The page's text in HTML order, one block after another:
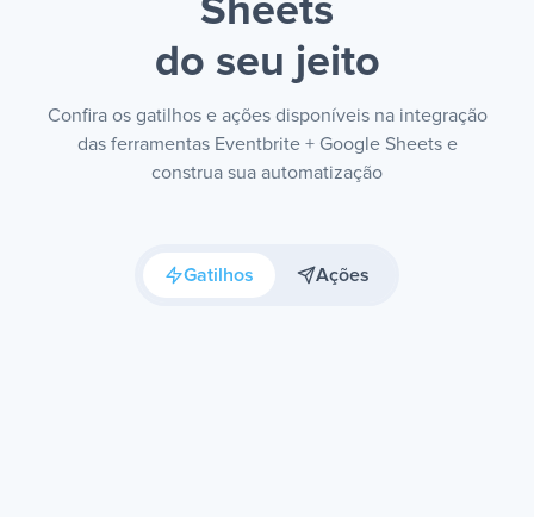
Sheets
do seu jeito
Confira os gatilhos e ações disponíveis na integração
das ferramentas Eventbrite + Google Sheets e
construa sua automatização
Gatilhos Ações